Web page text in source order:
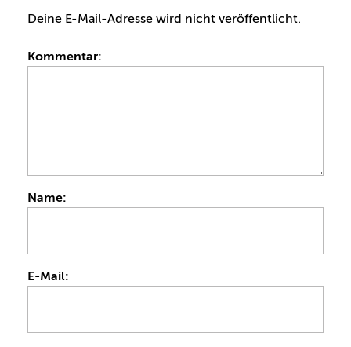
Deine E-Mail-Adresse wird nicht veröffentlicht.
Kommentar:
Name:
E-Mail: